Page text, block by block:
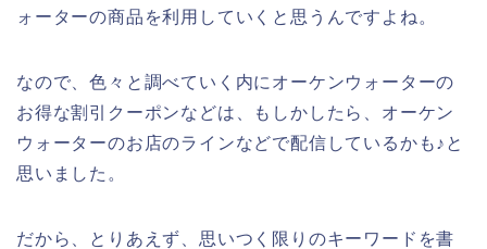
ォーターの商品を利用していくと思うんですよね。
なので、色々と調べていく内にオーケンウォーターの
お得な割引クーポンなどは、もしかしたら、オーケン
ウォーターのお店のラインなどで配信しているかも♪と
思いました。
だから、とりあえず、思いつく限りのキーワードを書